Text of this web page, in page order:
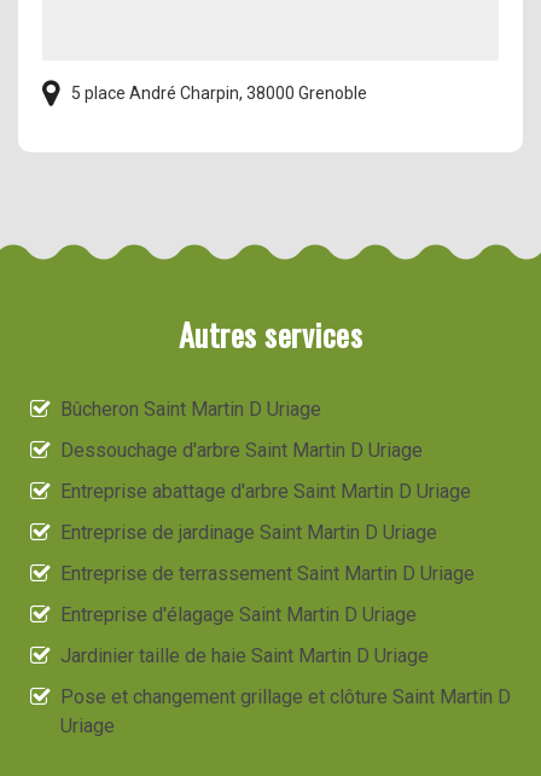
5 place André Charpin, 38000 Grenoble
Autres services
Bûcheron Saint Martin D Uriage
Dessouchage d'arbre Saint Martin D Uriage
Entreprise abattage d'arbre Saint Martin D Uriage
Entreprise de jardinage Saint Martin D Uriage
Entreprise de terrassement Saint Martin D Uriage
Entreprise d'élagage Saint Martin D Uriage
Jardinier taille de haie Saint Martin D Uriage
Pose et changement grillage et clôture Saint Martin D
Uriage